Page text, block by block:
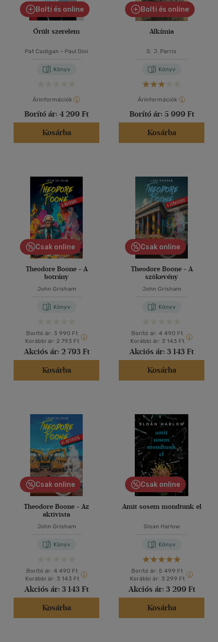
Bolti és online
Őrült szerelem
Pat Cadigan - Paul Dini
Könyv
Árinformációk
Borító ár: 4 299 Ft
Kosárba
Bolti és online
Alkímia
S. J. Parris
Könyv
Árinformációk
Borító ár: 5 999 Ft
Kosárba
Csak online
Theodore Boone - A
botrány
John Grisham
Könyv
Borító ár: 3 990 Ft
Korábbi ár: 2 793 Ft
Akciós ár: 2 793 Ft
Kosárba
Csak online
Theodore Boone - A
szökevény
John Grisham
Könyv
Borító ár: 4 490 Ft
Korábbi ár: 3 143 Ft
Akciós ár: 3 143 Ft
Kosárba
Csak online
Theodore Boone - Az
aktivista
John Grisham
Könyv
Borító ár: 4 490 Ft
Korábbi ár: 3 143 Ft
Akciós ár: 3 143 Ft
Kosárba
Csak online
Amit sosem mondtunk el
Sloan Harlow
Könyv
Borító ár: 5 499 Ft
Korábbi ár: 3 299 Ft
Akciós ár: 3 299 Ft
Kosárba